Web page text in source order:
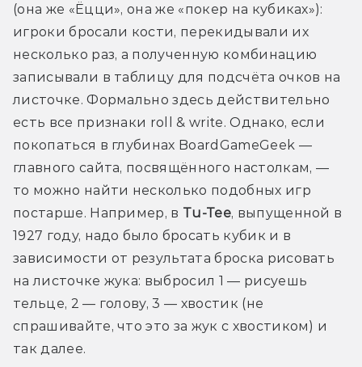
(она же «Ёцци», она же «покер на кубиках»):
игроки бросали кости, перекидывали их
несколько раз, а полученную комбинацию
записывали в таблицу для подсчёта очков на
листочке. Формально здесь действительно
есть все признаки roll & write. Однако, если
покопаться в глубинах BoardGameGeek —
главного сайта, посвящённого настолкам, —
то можно найти несколько подобных игр
постарше. Например, в Tu-Tee, выпущенной в
1927 году, надо было бросать кубик и в
зависимости от результата броска рисовать
на листочке жука: выбросил 1 — рисуешь
тельце, 2 — голову, 3 — хвостик (не
спрашивайте, что это за жук с хвостиком) и
так далее.